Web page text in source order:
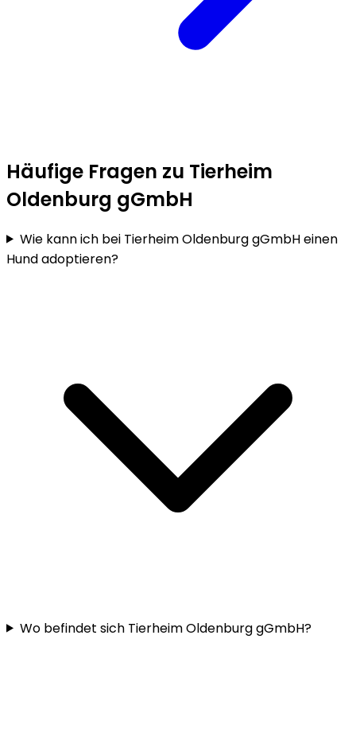
Häufige Fragen zu Tierheim
Oldenburg gGmbH
Wie kann ich bei Tierheim Oldenburg gGmbH einen
Hund adoptieren?
Wo befindet sich Tierheim Oldenburg gGmbH?